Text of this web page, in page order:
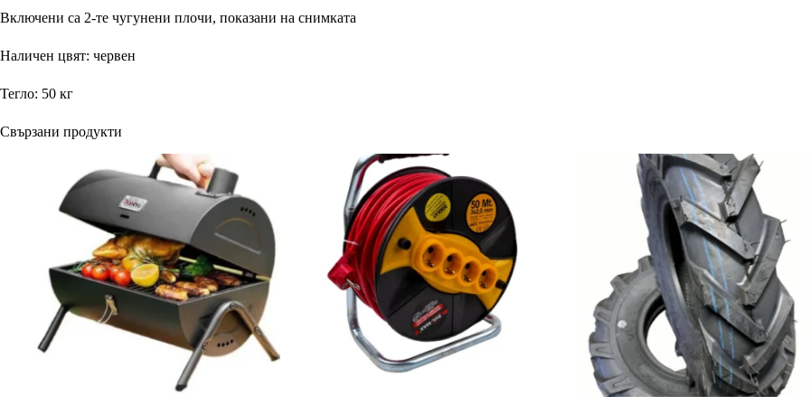
Включени са 2-те чугунени плочи, показани на снимката
Наличен цвят: червен
Тегло: 50 кг
Свързани продукти